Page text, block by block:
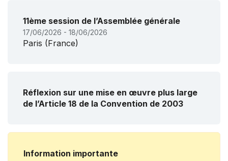
11ème session de l’Assemblée générale
17/06/2026 - 18/06/2026
Paris (France)
Réflexion sur une mise en œuvre plus large
de l’Article 18 de la Convention de 2003
Information importante